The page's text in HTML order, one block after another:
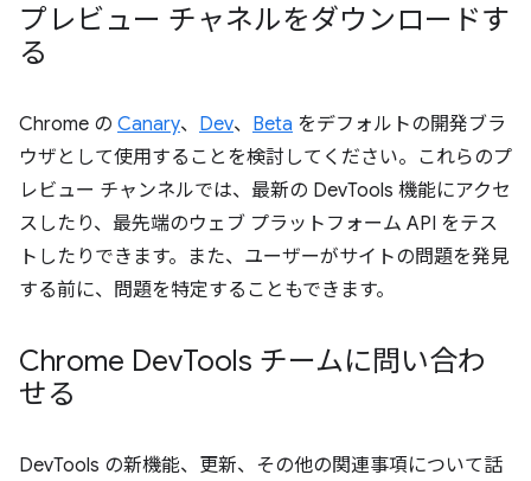
プレビュー チャネルをダウンロードす
る
Chrome の Canary、 Dev、 Beta をデフォルトの開発ブラ
ウザとして使用することを検討してください。これらのプ
レビュー チャンネルでは、最新の DevTools 機能にアクセ
スしたり、最先端のウェブ プラットフォーム API をテス
トしたりできます。また、ユーザーがサイトの問題を発見
する前に、問題を特定することもできます。
Chrome DevTools チームに問い合わ
せる
DevTools の新機能、更新、その他の関連事項について話